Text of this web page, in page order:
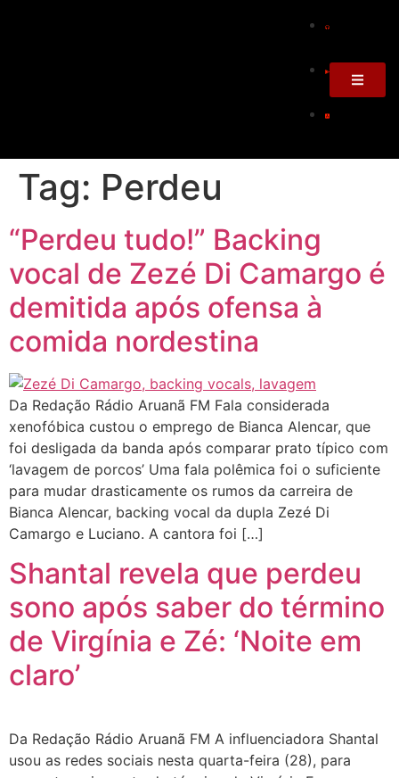
Tag: Perdeu
“Perdeu tudo!” Backing
vocal de Zezé Di Camargo é
demitida após ofensa à
comida nordestina
Da Redação Rádio Aruanã FM Fala considerada
xenofóbica custou o emprego de Bianca Alencar, que
foi desligada da banda após comparar prato típico com
‘lavagem de porcos’ Uma fala polêmica foi o suficiente
para mudar drasticamente os rumos da carreira de
Bianca Alencar, backing vocal da dupla Zezé Di
Camargo e Luciano. A cantora foi […]
Shantal revela que perdeu
sono após saber do término
de Virgínia e Zé: ‘Noite em
claro’
Da Redação Rádio Aruanã FM A influenciadora Shantal
usou as redes sociais nesta quarta-feira (28), para